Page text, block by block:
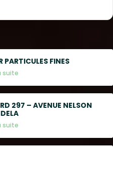
PARTICULES FINES
suite
297 – AVENUE NELSON
suite